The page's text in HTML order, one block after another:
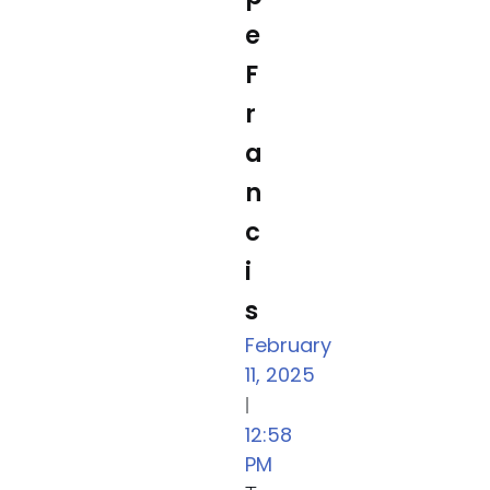
e
F
r
a
n
c
i
s
February
11, 2025
|
12:58
PM